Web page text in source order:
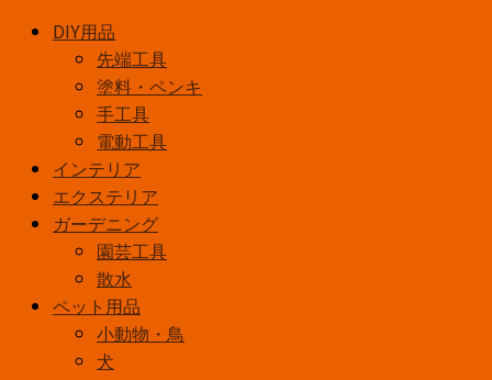
ク DIY用品
先端工具
塗料・ペンキ
手工具
電動工具
インテリア
エクステリア
ガーデニング
園芸工具
散水
ペット用品
小動物・鳥
犬